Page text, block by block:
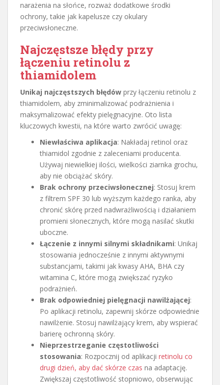
narażenia na słońce, rozważ dodatkowe środki
ochrony, takie jak kapelusze czy okulary
przeciwsłoneczne.
Najczęstsze błędy przy
łączeniu retinolu z
thiamidolem
Unikaj najczęstszych błędów przy łączeniu retinolu z
thiamidolem, aby zminimalizować podrażnienia i
maksymalizować efekty pielęgnacyjne. Oto lista
kluczowych kwestii, na które warto zwrócić uwagę:
Niewłaściwa aplikacja: Nakładaj retinol oraz
thiamidol zgodnie z zaleceniami producenta.
Używaj niewielkiej ilości, wielkości ziarnka grochu,
aby nie obciążać skóry.
Brak ochrony przeciwsłonecznej: Stosuj krem
z filtrem SPF 30 lub wyższym każdego ranka, aby
chronić skórę przed nadwrażliwością i działaniem
promieni słonecznych, które mogą nasilać skutki
uboczne.
Łączenie z innymi silnymi składnikami: Unikaj
stosowania jednocześnie z innymi aktywnymi
substancjami, takimi jak kwasy AHA, BHA czy
witamina C, które mogą zwiększać ryzyko
podrażnień.
Brak odpowiedniej pielęgnacji nawilżającej:
Po aplikacji retinolu, zapewnij skórze odpowiednie
nawilżenie. Stosuj nawilżający krem, aby wspierać
barierę ochronną skóry.
Nieprzestrzeganie częstotliwości
stosowania: Rozpocznij od aplikacji retinolu co
drugi dzień, aby dać skórze czas na adaptację.
Zwiększaj częstotliwość stopniowo, obserwując